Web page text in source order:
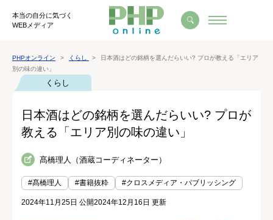
本当の自分に気づく
WEBメディア
PHPオンライン くらし
日本酒はどの銘柄を選んだらいい? プロが教える「エリア
別の味の違い」
くらし
日本酒はどの銘柄を選んだらいい? プロが
教える「エリア別の味の違い」
髙橋理人（酒蔵コーディネーター）
#髙橋理人 #書籍抜粋 #クロスメディア・パブリッシング
2024年11月25日 公開2024年12月16日 更新